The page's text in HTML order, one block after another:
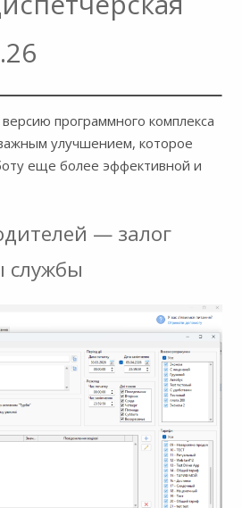
программного комплекса
улучшением, которое
еще более эффективной и
— залог
службы